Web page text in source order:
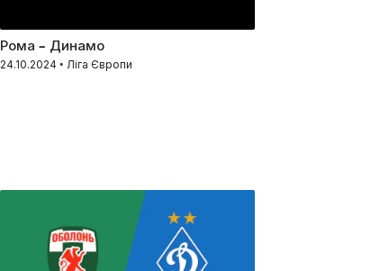
Рома – Динамо
24.10.2024 • Ліга Європи